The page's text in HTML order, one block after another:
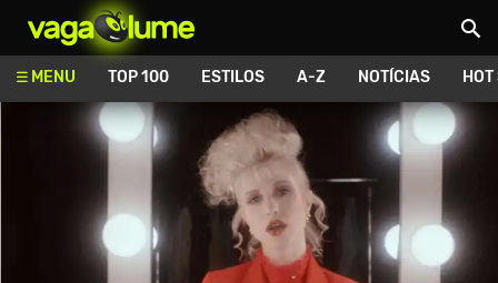
MENU TOP 100 ESTILOS A-Z NOTÍCIAS